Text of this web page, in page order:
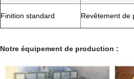
Nous vous
Finition standard Revêtement de
Notre équipement de production :